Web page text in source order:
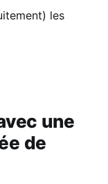
les
une
de